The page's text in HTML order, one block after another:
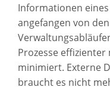
Informationen
angefangen von
Prozesse
minimiert. Externe
braucht es nicht